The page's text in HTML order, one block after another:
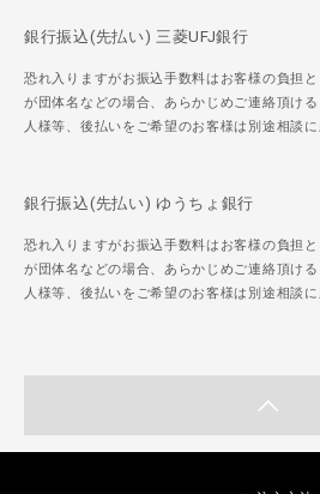
銀行振込(先払い) 三菱UFJ銀行
恐れ入りますがお振込手数料はお客様の負担
が団体名などの場合、あらかじめご連絡頂け
人様等、後払いをご希望のお客様は別途相談
銀行振込(先払い) ゆうちょ銀行
恐れ入りますがお振込手数料はお客様の負担
が団体名などの場合、あらかじめご連絡頂け
人様等、後払いをご希望のお客様は別途相談